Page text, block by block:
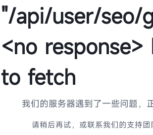
"/api/user/seo/
<no response>
to fetch
我们的服务器遇到了一些问题，
请稍后再试，或联系我们的支持团